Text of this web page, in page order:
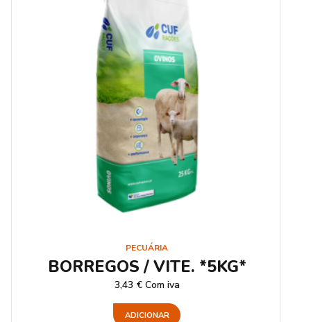
PECUÁRIA
BORREGOS / VITE. *5KG*
3,43 € Com iva
ADICIONAR